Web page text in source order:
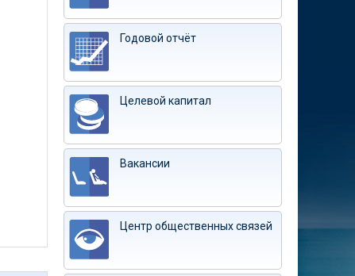
Годовой отчёт
Целевой капитал
Вакансии
Центр общественных связей